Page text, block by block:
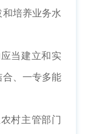
培养业务水
当建立和实
、一专多能
村主管部门